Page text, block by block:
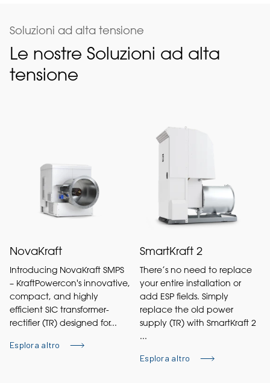
Le nostre Soluzioni ad alta
tensione
Soluzioni ad alta tensione
NovaKraft
Introducing NovaKraft SMPS
– KraftPowercon's innovative,
compact, and highly
efficient SIC transformer-
rectifier (TR) designed for...
Esplora altro
SmartKraft 2
There’s no need to replace
your entire installation or
add ESP fields. Simply
replace the old power
supply (TR) with SmartKraft 2
...
Esplora altro